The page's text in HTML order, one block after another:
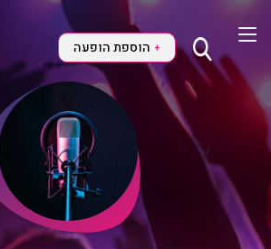
+ הוספת הופעה